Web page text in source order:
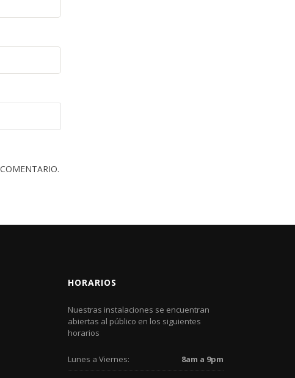
HORARIOS
Nuestras instalaciones se encuentran
abiertas al público en los siguientes
horarios
Lunes a Viernes:
8am a 9pm